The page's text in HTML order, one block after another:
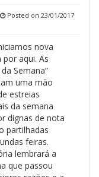
Posted on 23/01/2017
nova
por aqui. As
Semana”
uma mão
estreias
da semana
dignas de nota
partilhadas
feiras.
lembrará a
que passou